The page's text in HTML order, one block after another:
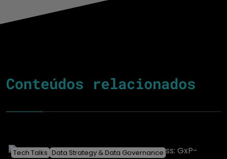
Conteúdos relacionados
Tech Talks Data Strategy & Data Governance